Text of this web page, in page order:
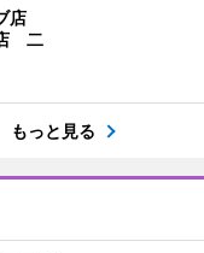
店
店 二
もっと見る